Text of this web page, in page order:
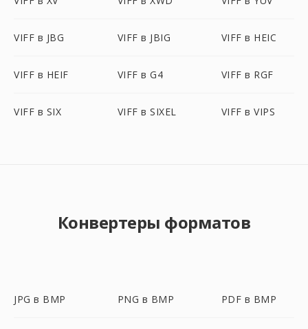
VIFF в JBG VIFF в JBIG VIFF в HEIC
VIFF в HEIF VIFF в G4 VIFF в RGF
VIFF в SIX VIFF в SIXEL VIFF в VIPS
Конвертеры форматов
JPG в BMP PNG в BMP PDF в BMP